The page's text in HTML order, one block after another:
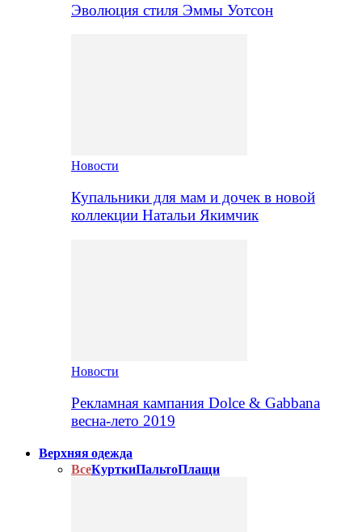
Эволюция стиля Эммы Уотсон
Новости
Купальники для мам и дочек в новой
коллекции Натальи Якимчик
Новости
Рекламная кампания Dolce & Gabbana
весна-лето 2019
Верхняя одежда
ВсеКурткиПальтоПлащи